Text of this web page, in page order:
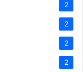
2
2
2
2